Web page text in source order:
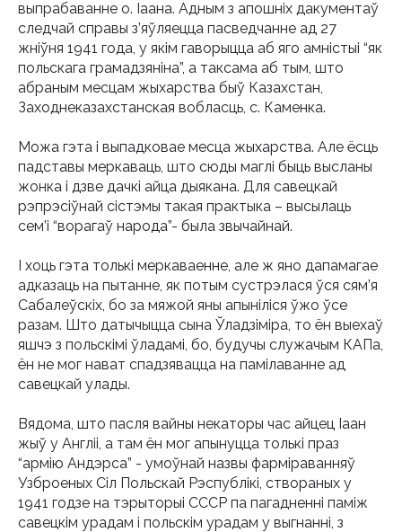
выпрабаванне о. Іаана. Адным з апошніх дакументаў
следчай справы з’яўляецца пасведчанне ад 27
жніўня 1941 года, у якім гаворыцца аб яго амністыі “як
польскага грамадзяніна”, а таксама аб тым, што
абраным месцам жыхарства быў Казахстан,
Заходнеказахстанская вобласць, с. Каменка.
Можа гэта і выпадковае месца жыхарства. Але ёсць
падставы меркаваць, што сюды маглі быць высланы
жонка і дзве дачкі айца дыякана. Для савецкай
рэпрэсіўнай сістэмы такая практыка – высылаць
сем’і “ворагаў народа”- была звычайнай.
І хоць гэта толькі меркаваенне, але ж яно дапамагае
адказаць на пытанне, як потым сустрэлася ўся сям’я
Сабалеўскіх, бо за мяжой яны апыніліся ўжо ўсе
разам. Што датычыцца сына Ўладзіміра, то ён выехаў
яшчэ з польскімі ўладамі, бо, будучы служачым КАПа,
ён не мог нават спадзявацца на памілаванне ад
савецкай улады.
Вядома, што пасля вайны некаторы час айцец Іаан
жыў у Англіі, а там ён мог апынуцца толькі праз
“армію Андэрса” - умоўнай назвы фарміраванняў
Узброеных Сіл Польскай Рэспублікі, створаных у
1941 годзе на тэрыторыі СССР па пагадненні паміж
савецкім урадам і польскім урадам у выгнанні, з